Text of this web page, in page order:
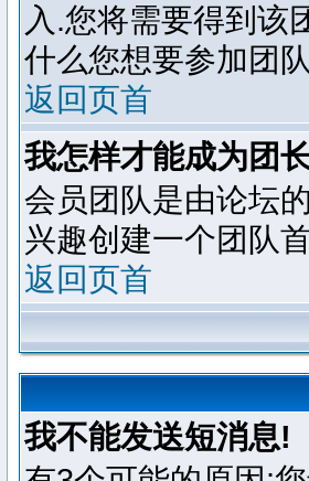
入.您将需要得到该
什么您想要参加团
返回页首
我怎样才能成为团
会员团队是由论坛
兴趣创建一个团队
返回页首
我不能发送短消息!